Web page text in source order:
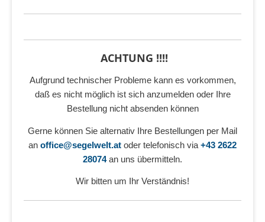
ACHTUNG !!!!
Aufgrund technischer Probleme kann es vorkommen,
daß es nicht möglich ist sich anzumelden oder Ihre
Bestellung nicht absenden können
Gerne können Sie alternativ Ihre Bestellungen per Mail
an office@segelwelt.at oder telefonisch via +43 2622
28074an uns übermitteln.
Wir bitten um Ihr Verständnis!